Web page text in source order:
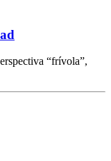
“frívola”,